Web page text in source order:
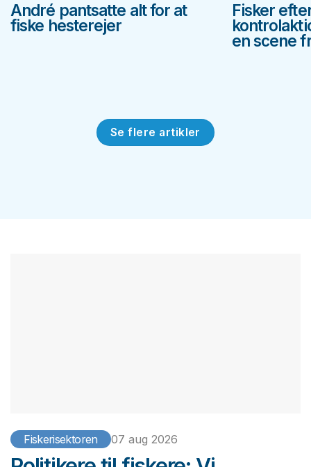
André pantsatte alt for at
fiske hesterejer
Fisker
en scene
Se flere artikler
Fiskerisektoren 07 aug 2026